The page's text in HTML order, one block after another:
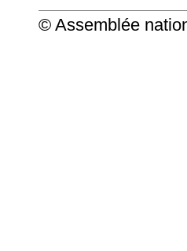
© Assemblée